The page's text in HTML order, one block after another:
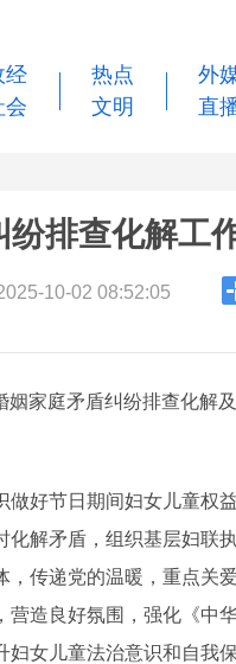
经
会
热点
文明
外
直
排查化解工
10-02 08:52:05
家庭矛盾纠纷排查化解
好节日期间妇女儿童权益
解矛盾，组织基层妇联
传递党的温暖，重点关
营造良好氛围，强化《中
妇女儿童法治意识和自我